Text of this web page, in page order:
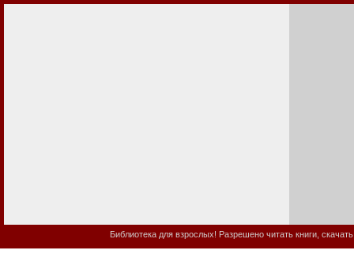
Библиотека для взрослых! Разрешено читать книги,